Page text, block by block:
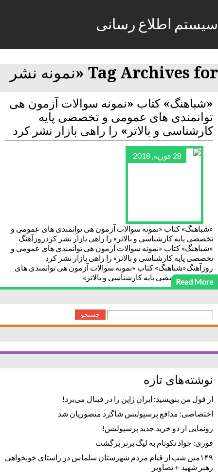
سیستم اطلاع رسانی
Tag Archives for «نمونه نشر
«شباهنگ» کتاب «نمونه سوالات آزمون هی
توانمندی های عمومی و تخصصی پایه
کارشناسی و بالاتر» را راهی بازار نشر کرد
28 فوریه, 2018
«شباهنگ» کتاب «نمونه سوالات آزمون هی توانمندی های عمومی و
تخصصی پایه کارشناسی و بالاتر» را راهی بازار نشر کردروزآهنگ
«شباهنگ» کتاب «نمونه سوالات آزمون هی توانمندی های عمومی و
تخصصی پایه کارشناسی و بالاتر» را راهی بازار نشر کرد
روزآهنگ«شباهنگ» کتاب «نمونه سوالات آزمون هی توانمندی های
عمومی و تخصصی پایه کارشناسی و بالاتر»
Read More
جستجو
برای:
نوشته‌های تازه
از قول من بنویسید: ایران ژاپن را در فینال می‌برد!
اختصاصی: مدافع پرسپولیس شاگرد منصوریان شد
رونمایی از دو خرید جدید پرسپولیس!
فوری: جواد نکونام به لیگ برتر برگشت
۱۴۹مین شب از قیام مردم شهرستان سلماس در راستای خونخواهی
رهبر شهید + تصاویر